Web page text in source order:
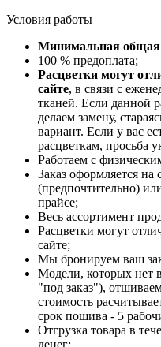
Условия работы
Минимальная общая
100 % предоплата;
Расцветки могут
сайте, в связи с
тканей. Если данной
делаем замену,
вариант. Если у вас
расцветкам, просьба
Работаем с
Заказ оформляется на
(предпочтительно)
прайсе;
Весь ассортимент
Расцветки могут
сайте;
Мы бронируем ваш
Модели, которых нет
"под заказ"),
стоимость
срок пошива - 5
Отгрузка товара в
денег;